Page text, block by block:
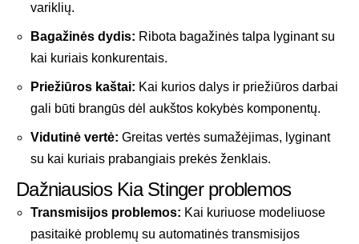
variklių.
Bagažinės dydis: Ribota bagažinės talpa lyginant su
kai kuriais konkurentais.
Priežiūros kaštai: Kai kurios dalys ir priežiūros darbai
gali būti brangūs dėl aukštos kokybės komponentų.
Vidutinė vertė: Greitas vertės sumažėjimas, lyginant
su kai kuriais prabangiais prekės ženklais.
Dažniausios Kia Stinger problemos
Transmisijos problemos: Kai kuriuose modeliuose
pasitaikė problemų su automatinės transmisijos